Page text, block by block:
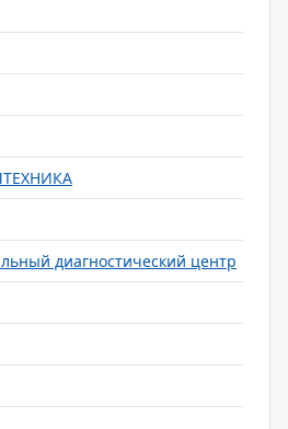
диагностический центр